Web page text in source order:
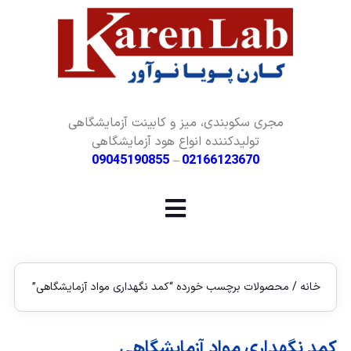
مجری سکوبندی، میز و کابینت آزمایشگاهی
تولیدکننده انواع هود آزمایشگاهی
02166123670
–
09045190855
خانه / محصولات برچسب خورده “کمد نگهداری مواد آزمایشگاهی”